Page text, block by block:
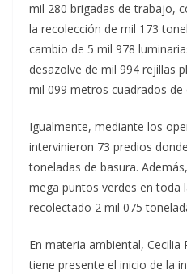
mil 280 brigadas de trabajo,
la recolección de mil 173
cambio de 5 mil 978
desazolve de mil 994 rejillas
mil 099 metros cuadrados de
Igualmente, mediante los
intervinieron 73 predios
toneladas de basura.
mega puntos verdes en toda
recolectado 2 mil 075
En materia ambiental,
tiene presente el inicio de la